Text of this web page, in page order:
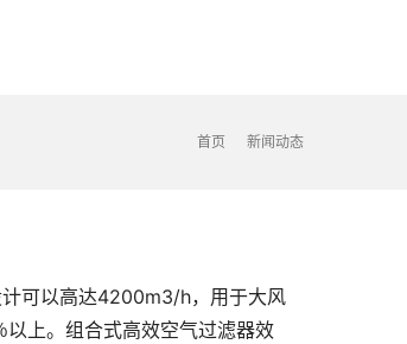
首页 新闻动态
可以高达4200m3/h，用于大风
上。组合式高效空气过滤器效